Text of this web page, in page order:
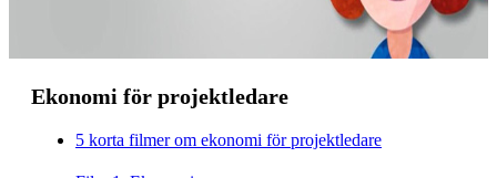
Ekonomi för projektledare
5 korta filmer om ekonomi för projektledare